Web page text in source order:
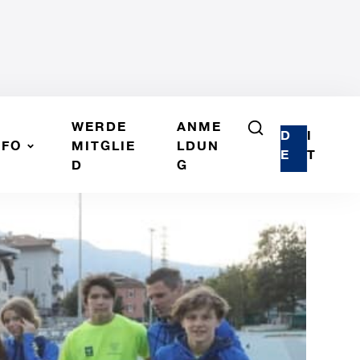
WERDE
MITGLIE
D
ANME
LDUN
G
D
E
I
T